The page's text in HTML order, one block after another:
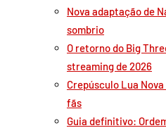
Nova adaptação de
sombrio
O retorno do Big
streaming de 2026
Crepúsculo Lua
fãs
Guia definitivo: